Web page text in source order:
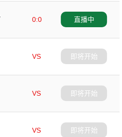
0:0
直播中
VS
即将开始
VS
即将开始
VS
即将开始